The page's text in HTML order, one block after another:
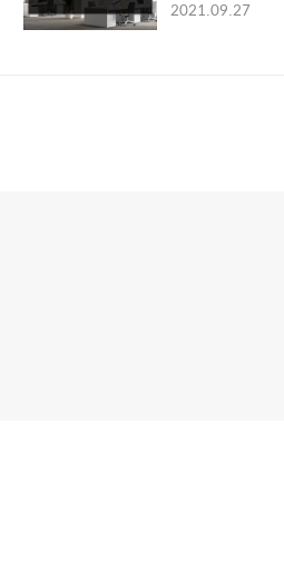
2021.09.27